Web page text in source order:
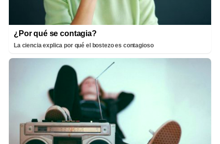
¿Por qué se contagia?
La ciencia explica por qué el bostezo es contagioso